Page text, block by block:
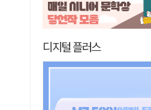
디지털 플러스